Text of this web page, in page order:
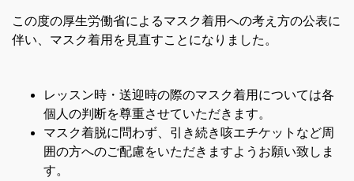
この度の厚生労働省によるマスク着用への考え方の公表に
伴い、マスク着用を見直すことになりました。
レッスン時・送迎時の際のマスク着用については各
個人の判断を尊重させていただきます。
マスク着脱に問わず、引き続き咳エチケットなど周
囲の方へのご配慮をいただきますようお願い致しま
す。